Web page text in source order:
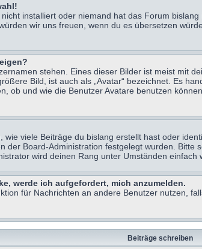
installiert oder niemand hat das Forum
wir uns freuen, wenn du es übersetzen
stehen. Eines dieser Bilder ist meist mit
Bild, ist auch als „Avatar“ bezeichnet. Es
ob und wie die Benutzer Avatare benutzen
viele Beiträge du bislang erstellt hast oder
der Board-Administration festgelegt wurden.
wird deinen Rang unter Umständen einfach
werde ich aufgefordert, mich anzumelden.
für Nachrichten an andere Benutzer nutzen,
Beiträge schreiben